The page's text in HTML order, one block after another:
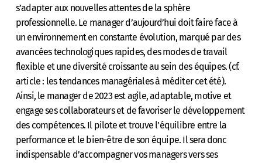
s’adapter aux nouvelles attentes de la sphère
professionnelle. Le manager d’aujourd’hui doit faire face à
un environnement en constante évolution, marqué par des
avancées technologiques rapides, des modes de travail
flexible et une diversité croissante au sein des équipes. (cf.
article : les tendances managériales à méditer cet été).
Ainsi, le manager de 2023 est agile, adaptable, motive et
engage ses collaborateurs et de favoriser le développement
des compétences. Il pilote et trouve l’équilibre entre la
performance et le bien-être de son équipe. Il sera donc
indispensable d’accompagner vos managers vers ses